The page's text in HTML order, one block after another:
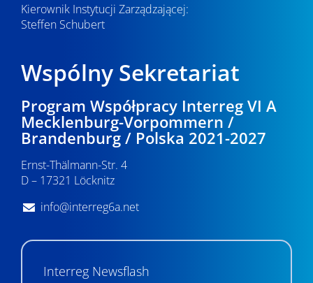
Kierownik Instytucji Zarządzającej:
Steffen Schubert
Wspólny Sekretariat
Program Współpracy Interreg VI A
Mecklenburg-Vorpommern /
Brandenburg / Polska 2021-2027
Ernst-Thälmann-Str. 4
D – 17321 Löcknitz
info@interreg6a.net
Interreg Newsflash